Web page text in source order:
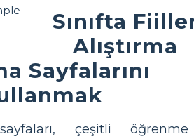
Sınıfta
Alıştırma
Sayfalarını
çeşitli öğrenme